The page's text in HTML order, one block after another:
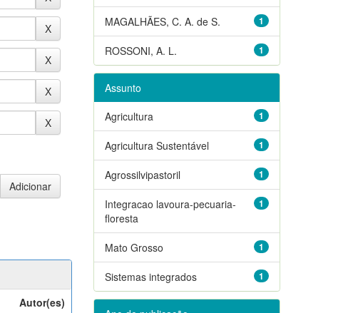
Autor(es)
1
MAGALHÃES, C. A. de S.
1
ROSSONI, A. L.
Assunto
1
Agricultura
1
Agricultura Sustentável
1
Agrossilvipastoril
1
Integracao lavoura-pecuaria-
floresta
1
Mato Grosso
1
Sistemas integrados